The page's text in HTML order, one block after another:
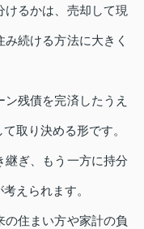
るかは、売却して現
続ける方法に大きく
残債を完済したうえ
取り決める形です。
継ぎ、もう一方に持分
えられます。
の住まい方や家計の負